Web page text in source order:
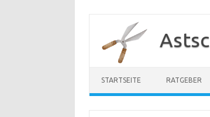
STARTSEITE RATGEBER